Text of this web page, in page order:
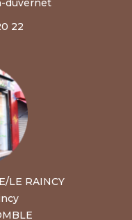
duvernet
22
LE RAINCY